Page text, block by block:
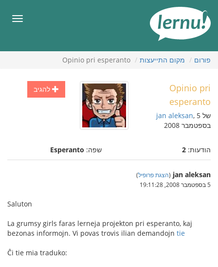
העניינים
פורום מקום התייעצות Opinio pri esperanto
להגיב
Opinio pri
esperanto
של jan aleksan, 5
בספטמבר 2008
הודעות: 2 שפה: Esperanto
jan aleksan
(הצגת פרופיל)
5 בספטמבר 2008, 19:11:28
Saluton
La grumsy girls faras lerneja projekton pri esperanto, kaj
bezonas informojn. Vi povas trovis ilian demandojn tie
Ĉi tie mia traduko: